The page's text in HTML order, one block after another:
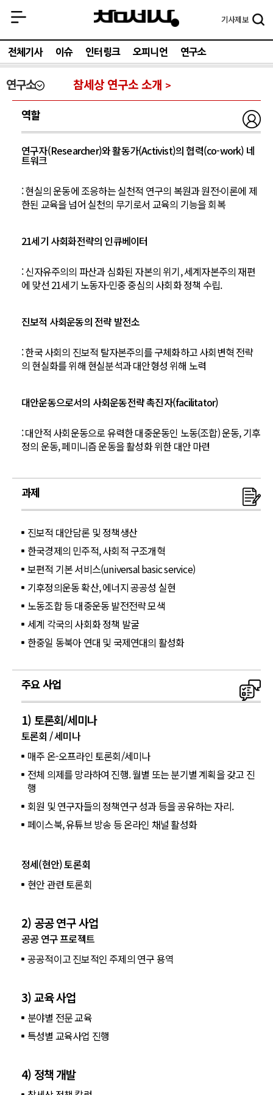
기사제보
전체기사 이슈 인터링크 오피니언 연구소
연구소 참세상 연구소 소개
역할
연구자(Researcher)와 활동가(Activist)의 협력(co-work) 네
트워크
: 현실의 운동에 조응하는 실천적 연구의 복원과 원전·이론에 제
한된 교육을 넘어 실천의 무기로서 교육의 기능을 회복
21세기 사회화전략의 인큐베이터
: 신자유주의의 파산과 심화된 자본의 위기, 세계자본주의 재편
에 맞선 21세기 노동자·민중 중심의 사회화 정책 수립.
진보적 사회운동의 전략 발전소
: 한국 사회의 진보적 탈자본주의를 구체화하고 사회변혁 전략
의 현실화를 위해 현실분석과 대안형성 위해 노력
대안운동으로서의 사회운동전략 촉진자(facilitator)
: 대안적 사회운동으로 유력한 대중운동인 노동(조합) 운동, 기후
정의 운동, 페미니즘 운동을 활성화 위한 대안 마련
과제
진보적 대안담론 및 정책생산
한국경제의 민주적, 사회적 구조개혁
보편적 기본 서비스(universal basic service)
기후정의운동 확산, 에너지 공공성 실현
노동조합 등 대중운동 발전전략 모색
세계 각국의 사회화 정책 발굴
한중일 동북아 연대 및 국제연대의 활성화
주요 사업
1) 토론회/세미나
토론회 / 세미나
매주 온-오프라인 토론회/세미나
전체 의제를 망라하여 진행. 월별 또는 분기별 계획을 갖고 진
행
회원 및 연구자들의 정책연구 성과 등을 공유하는 자리.
페이스북, 유튜브 방송 등 온라인 채널 활성화
정세(현안) 토론회
현안 관련 토론회
2) 공공 연구 사업
공공 연구 프로젝트
공공적이고 진보적인 주제의 연구 용역
3) 교육 사업
분야별 전문 교육
특성별 교육사업 진행
4) 정책 개발